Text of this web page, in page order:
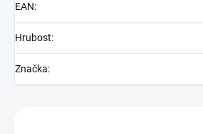
EAN:
Hrubost:
Značka: